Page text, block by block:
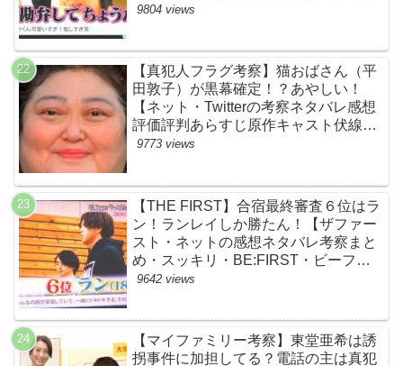
kingz」のOguri・Kazuki！豪華！【ネ
BE:FIRST・ビーファースト】
9804 views
【真犯人フラグ考察】猫おばさん（平
田敦子）が黒幕確定！？あやしい！
【ネット・Twitterの考察ネタバレ感想
評価評判あらすじ原作キャスト伏線ま
とめ】
9773 views
【THE FIRST】合宿最終審査６位はラ
ン！ランレイしか勝たん！【ザファー
スト・ネットの感想ネタバレ考察まと
め・スッキリ・BE:FIRST・ビーファ
ースト】
9642 views
【マイファミリー考察】東堂亜希は誘
拐事件に加担してる？電話の主は真犯